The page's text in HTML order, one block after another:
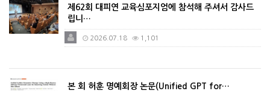
제62회 대피연 교육심포지엄에 참석해 주셔서 감사드
립니…
2026.07.18 1,101
본 회 허훈 명예회장 논문(Unified GPT for…